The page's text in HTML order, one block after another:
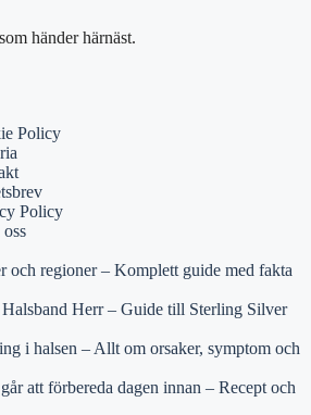
händer härnäst.
Policy
Policy
och regioner – Komplett guide med fakta
Herr – Guide till Sterling Silver
i halsen – Allt om orsaker, symptom och
att förbereda dagen innan – Recept och